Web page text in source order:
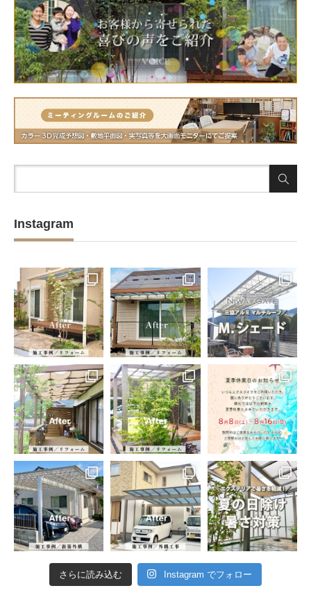
Instagram
さらに読み込む Instagram でフォロー